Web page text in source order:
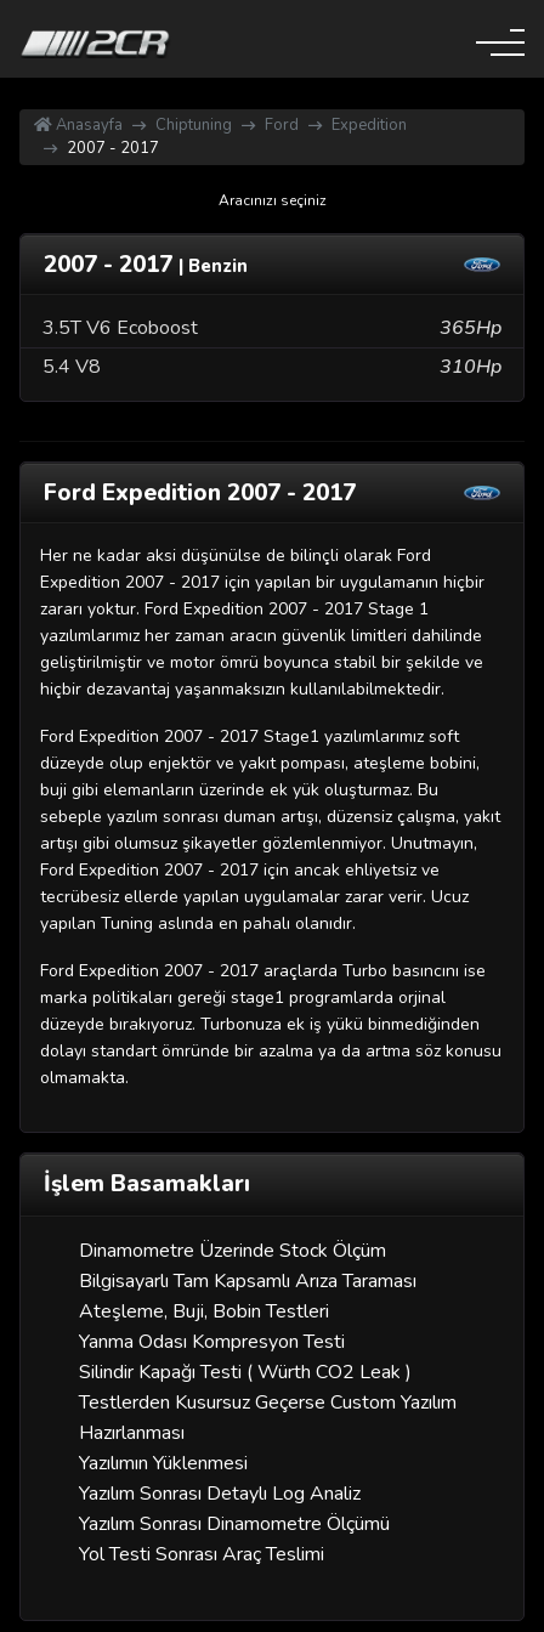
Anasayfa Chiptuning Ford
Expedition
2007 - 2017
Aracınızı seçiniz
2007 - 2017 | Benzin
3.5T V6 Ecoboost
365Hp
5.4 V8
310Hp
Ford Expedition 2007 - 2017
Her ne kadar aksi düşünülse de bilinçli olarak Ford
Expedition 2007 - 2017 için yapılan bir uygulamanın hiçbir
zararı yoktur. Ford Expedition 2007 - 2017 Stage 1
yazılımlarımız her zaman aracın güvenlik limitleri dahilinde
geliştirilmiştir ve motor ömrü boyunca stabil bir şekilde ve
hiçbir dezavantaj yaşanmaksızın kullanılabilmektedir.
Ford Expedition 2007 - 2017 Stage1 yazılımlarımız soft
düzeyde olup enjektör ve yakıt pompası, ateşleme bobini,
buji gibi elemanların üzerinde ek yük oluşturmaz. Bu
sebeple yazılım sonrası duman artışı, düzensiz çalışma, yakıt
artışı gibi olumsuz şikayetler gözlemlenmiyor. Unutmayın,
Ford Expedition 2007 - 2017 için ancak ehliyetsiz ve
tecrübesiz ellerde yapılan uygulamalar zarar verir. Ucuz
yapılan Tuning aslında en pahalı olanıdır.
Ford Expedition 2007 - 2017 araçlarda Turbo basıncını ise
marka politikaları gereği stage1 programlarda orjinal
düzeyde bırakıyoruz. Turbonuza ek iş yükü binmediğinden
dolayı standart ömründe bir azalma ya da artma söz konusu
olmamakta.
İşlem Basamakları
Dinamometre Üzerinde Stock Ölçüm
Bilgisayarlı Tam Kapsamlı Arıza Taraması
Ateşleme, Buji, Bobin Testleri
Yanma Odası Kompresyon Testi
Silindir Kapağı Testi ( Würth CO2 Leak )
Testlerden Kusursuz Geçerse Custom Yazılım
Hazırlanması
Yazılımın Yüklenmesi
Yazılım Sonrası Detaylı Log Analiz
Yazılım Sonrası Dinamometre Ölçümü
Yol Testi Sonrası Araç Teslimi